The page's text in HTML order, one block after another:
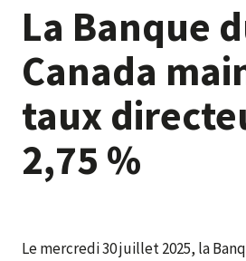
La Banque
Canada
taux
2,75 %
Le mercredi 30 juillet 2025, la